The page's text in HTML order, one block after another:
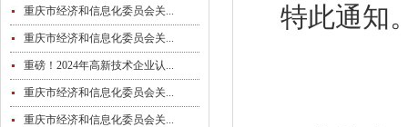
重庆市经济和信息化委员会关...
重庆市经济和信息化委员会关...
重磅！2024年高新技术企业认...
重庆市经济和信息化委员会关...
重庆市经济和信息化委员会关...
特此通知